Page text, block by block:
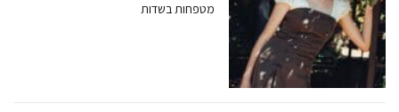
מטפחות בשדות